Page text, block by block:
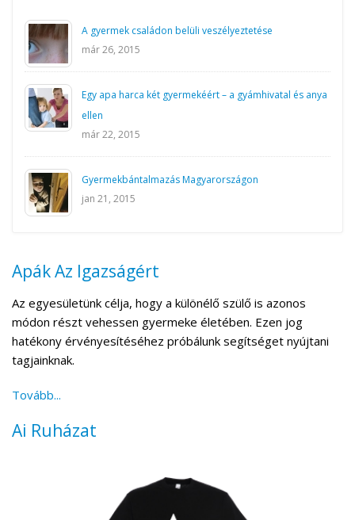
A gyermek családon belüli veszélyeztetése
már 26, 2015
Egy apa harca két gyermekéért – a gyámhivatal és anya
ellen
már 22, 2015
Gyermekbántalmazás Magyarországon
jan 21, 2015
Apák Az Igazságért
Az egyesületünk célja, hogy a különélő szülő is azonos
módon részt vehessen gyermeke életében. Ezen jog
hatékony érvényesítéséhez próbálunk segítséget nyújtani
tagjainknak.
Tovább...
Ai Ruházat